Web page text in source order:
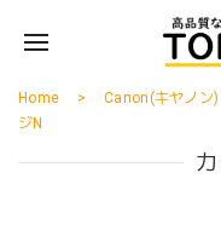
Home Canon(キヤノン)
ジN